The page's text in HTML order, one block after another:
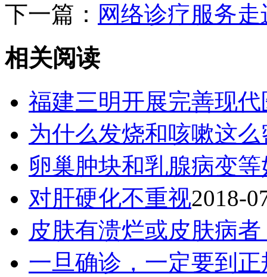
下一篇： 网络诊疗服务
相关阅读
福建三明开展完善现代
为什么发烧和咳嗽这么
卵巢肿块和乳腺病变等
对肝硬化不重视2018-
皮肤有溃烂或皮肤病者
一旦确诊，一定要到正